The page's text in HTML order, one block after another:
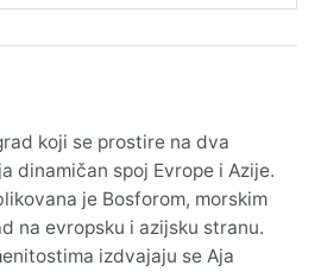
koji se prostire na dva
dinamičan spoj Evrope i Azije.
je Bosforom, morskim
na evropsku i azijsku stranu.
izdvajaju se Aja